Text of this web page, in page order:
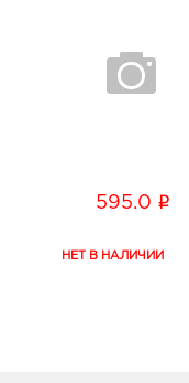
595.0 i